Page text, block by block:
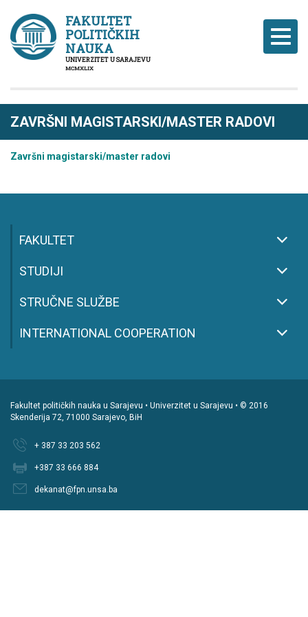
FAKULTET
POLITIČKIH
NAUKA
UNIVERZITET U SARAJEVU
MCMXLIX
ZAVRŠNI MAGISTARSKI/MASTER RADOVI
Završni magistarski/master radovi
FAKULTET
STUDIJI
STRUČNE SLUŽBE
INTERNATIONAL COOPERATION
Fakultet političkih nauka u Sarajevu • Univerzitet u Sarajevu • © 2016
Skenderija 72, 71000 Sarajevo, BiH
+ 387 33 203 562
+387 33 666 884
dekanat@fpn.unsa.ba